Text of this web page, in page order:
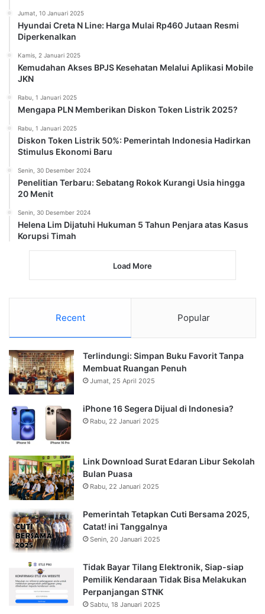
Jumat, 10 Januari 2025
Hyundai Creta N Line: Harga Mulai Rp460 Jutaan Resmi
Diperkenalkan
Kamis, 2 Januari 2025
Kemudahan Akses BPJS Kesehatan Melalui Aplikasi Mobile
JKN
Rabu, 1 Januari 2025
Mengapa PLN Memberikan Diskon Token Listrik 2025?
Rabu, 1 Januari 2025
Diskon Token Listrik 50%: Pemerintah Indonesia Hadirkan
Stimulus Ekonomi Baru
Senin, 30 Desember 2024
Penelitian Terbaru: Sebatang Rokok Kurangi Usia hingga
20 Menit
Senin, 30 Desember 2024
Helena Lim Dijatuhi Hukuman 5 Tahun Penjara atas Kasus
Korupsi Timah
Load More
Recent Popular
Terlindungi: Simpan Buku Favorit Tanpa
Membuat Ruangan Penuh
Jumat, 25 April 2025
iPhone 16 Segera Dijual di Indonesia?
Rabu, 22 Januari 2025
Link Download Surat Edaran Libur Sekolah
Bulan Puasa
Rabu, 22 Januari 2025
Pemerintah Tetapkan Cuti Bersama 2025,
Catat! ini Tanggalnya
Senin, 20 Januari 2025
Tidak Bayar Tilang Elektronik, Siap-siap
Pemilik Kendaraan Tidak Bisa Melakukan
Perpanjangan STNK
Sabtu, 18 Januari 2025